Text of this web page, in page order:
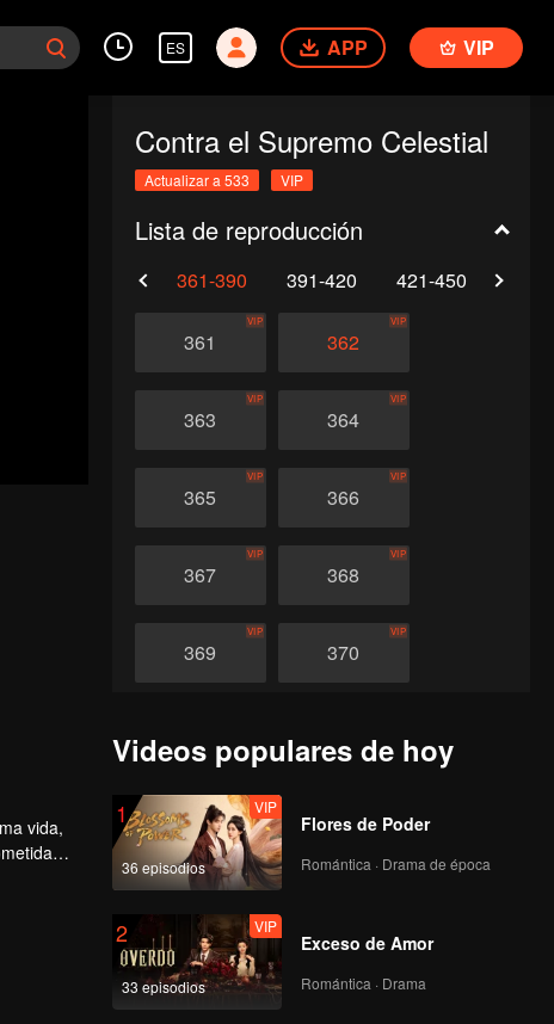
ES APP VIP
Contra el Supremo Celestial
Actualizar a 533 VIP
Lista de reproducción
361-390 391-420 421-450
361
VIP
362
VIP
363
VIP
364
VIP
365
VIP
366
VIP
367
VIP
368
VIP
369
VIP
370
VIP
373
375
VIP VIP
377
VIP VIP
vida,
su
Videos populares de hoy
1
36 episodios
VIP
Flores de Poder
Romántica · Drama de época
2
33 episodios
VIP
Exceso de Amor
Romántica · Drama